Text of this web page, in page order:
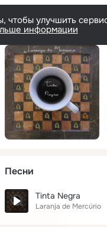
улучшить
информации
Песни
Tinta Negra
Laranja de Mercúrio